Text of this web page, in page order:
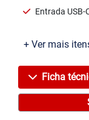
Entrada USB-
+ Ver mais
Ficha